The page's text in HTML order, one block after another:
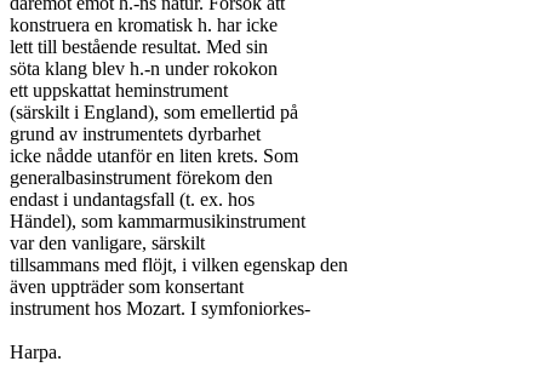
konstruera en kromatisk h. har icke
lett till bestående resultat. Med sin
söta klang blev h.-n under rokokon
ett uppskattat heminstrument
(särskilt i England), som emellertid på
grund av instrumentets dyrbarhet
icke nådde utanför en liten krets. Som
generalbasinstrument förekom den
endast i undantagsfall (t. ex. hos
Händel), som kammarmusikinstrument
var den vanligare, särskilt
tillsammans med flöjt, i vilken egenskap den
även uppträder som konsertant
instrument hos Mozart. I symfoniorkes-
Harpa.